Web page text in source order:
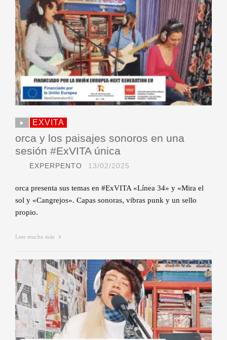
EXVITA
orca y los paisajes sonoros en una
sesión #ExVITA única
EXPERPENTO 13/02/2025
orca presenta sus temas en #ExVITA «Línea 34» y «Mira el
sol y «Cangrejos». Capas sonoras, vibras punk y un sello
propio.
Leer mucho más